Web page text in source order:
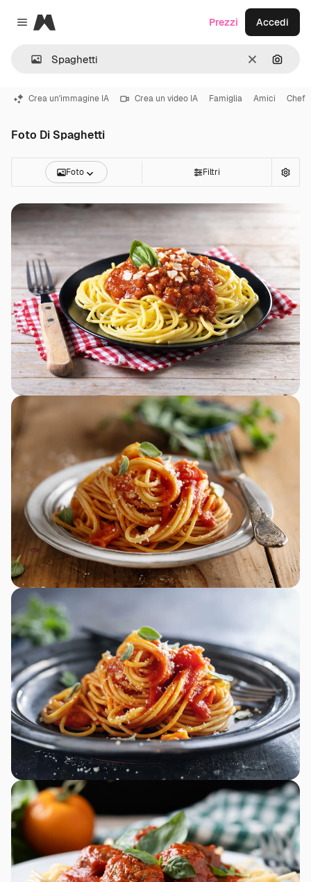
Close menu
Magnific
CancellaCerca
Prezzi Accedi
Crea un'immagine IA Crea un video IA Famiglia Amici Chef
Foto Di Spaghetti
Foto Filtri